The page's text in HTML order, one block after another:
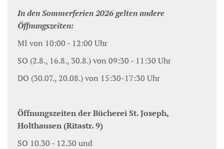
In den Sommerferien 2026 gelten andere
Öffnungszeiten:
MI von 10:00 - 12:00 Uhr
SO (2.8., 16.8., 30.8.) von 09:30 - 11:30 Uhr
DO (30.07., 20.08.) von 15:30-17:30 Uhr
Öffnungszeiten der Bücherei St. Joseph,
Holthausen (Ritastr. 9)
SO 10.30 - 12.30 und